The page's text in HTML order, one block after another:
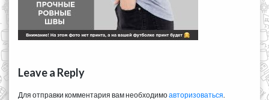
Leave a Reply
Для отправки комментария вам необходимоавторизоваться